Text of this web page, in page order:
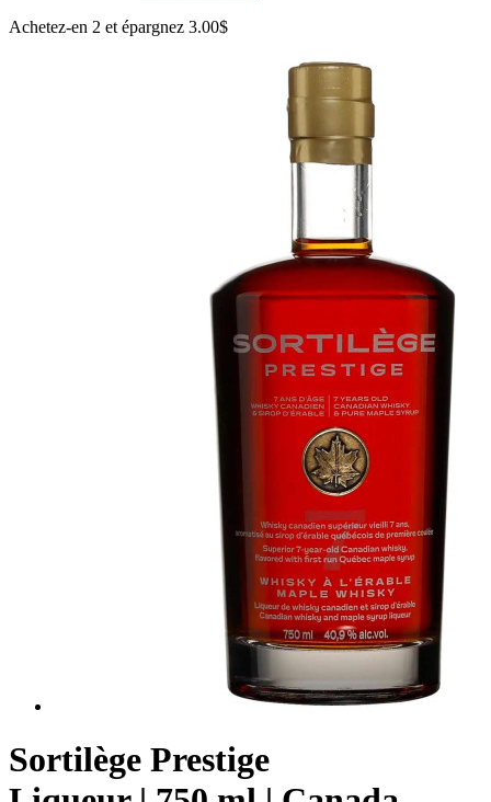
Achetez-en 2 et épargnez 3.00$
Sortilège Prestige